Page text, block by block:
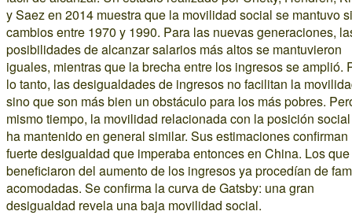
y Saez en 2014 muestra que la movilidad social se mantuvo
cambios entre 1970 y 1990. Para las nuevas generaciones,
posibilidades de alcanzar salarios más altos se mantuvieron
iguales, mientras que la brecha entre los ingresos se amplió.
lo tanto, las desigualdades de ingresos no facilitan la
sino que son más bien un obstáculo para los más pobres.
mismo tiempo, la movilidad relacionada con la posición
ha mantenido en general similar. Sus estimaciones confirman
fuerte desigualdad que imperaba entonces en China. Los
beneficiaron del aumento de los ingresos ya procedían de
acomodadas. Se confirma la curva de Gatsby: una gran
desigualdad revela una baja movilidad social.